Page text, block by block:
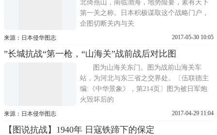
北倚燕山，南临渤海，地势险要，素有天下
第一关之称。日本积极谋取这个战略门户，
企图切断关内与关
来源：日本侵华图志 2017-05-30 10:05
”长城抗战“第一枪，“山海关”战前战后对比图
图为山海关东门。图为战前山海关车
站，为河北与东三省之交界处。〔伍联德主
编:《中华景象》，第214页〕图为被日军炮
火毁坏后的
来源：日本侵华图志 2017-04-29 11:04
【图说抗战】1940年 日寇铁蹄下的保定